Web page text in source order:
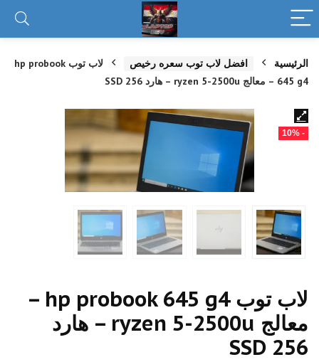
الرئيسية افضل لاب توب سعره رخيص
لاب توب hp probook
645 g4 – معالج ryzen 5-2500u – هارد 256 SSD
- 10%
لاب توب hp probook 645 g4 –
معالج ryzen 5-2500u – هارد
256 SSD